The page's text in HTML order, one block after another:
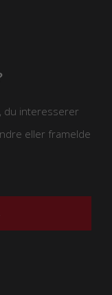
du interesserer
eller framelde